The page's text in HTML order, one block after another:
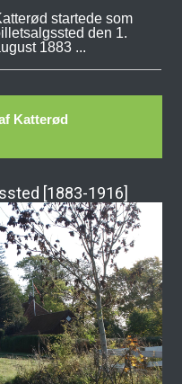
startede som
den 1.
1883 ...
Katterød
[1883-1916]